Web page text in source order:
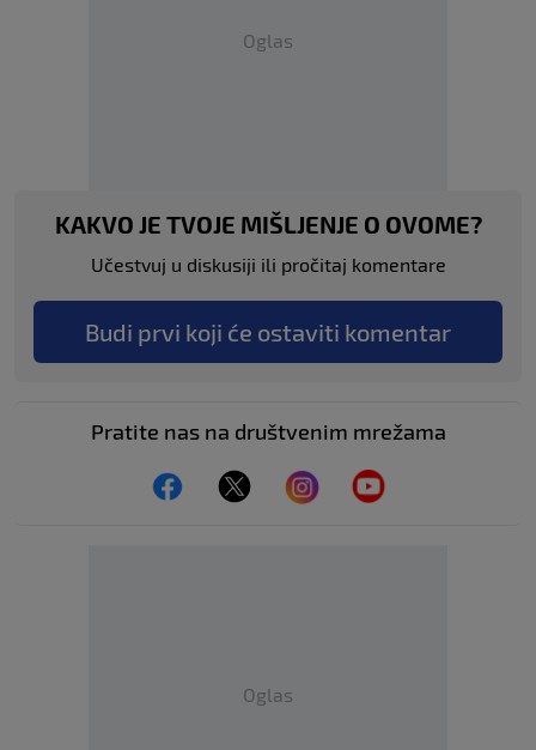
Oglas
KAKVO JE TVOJE MIŠLJENJE O OVOME?
Učestvuj u diskusiji ili pročitaj komentare
Budi prvi koji će ostaviti komentar
Pratite nas na društvenim mrežama
Oglas